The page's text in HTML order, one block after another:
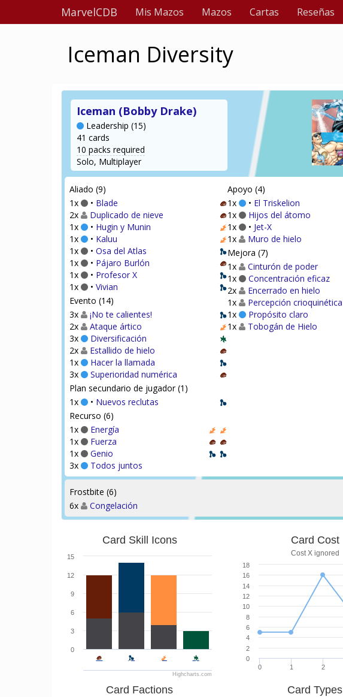
MarvelCDB Mis Mazos Mazos Cartas Reseñas
Iceman Diversity
Iceman (Bobby Drake)
Leadership (15)
41 cards
10 packs required
Solo, Multiplayer
Aliado (9)
1x
• Blade
2x
Duplicado de nieve
1x
• Hugin y Munin
1x
• Kaluu
1x
• Osa del Atlas
1x
• Pájaro Burlón
1x
• Profesor X
1x
• Vivian
Evento (14)
3x
¡No te calientes!
2x
Ataque ártico
3x
Diversificación
2x
Estallido de hielo
1x
Hacer la llamada
3x
Superioridad numérica
Plan secundario de jugador (1)
1x
• Nuevos reclutas
Recurso (6)
1x
Energía
1x
Fuerza
1x
Genio
3x
Todos juntos
Apoyo (4)
1x
• El Triskelion
1x
Hijos del átomo
1x
• Jet-X
1x
Muro de hielo
Mejora (7)
1x
Cinturón de poder
1x
Concentración eficaz
2x
Encerrado en hielo
1x
Percepción crioquinética
1x
Propósito claro
1x
Tobogán de Hielo
Frostbite (6)
6x
Congelación
Card Skill Icons
0
3
6
9
12
15
Highcharts.com
Card Cost
Cost X ignored
0 1 2
0
2
4
6
8
10
12
14
16
18
Card Factions Card Types